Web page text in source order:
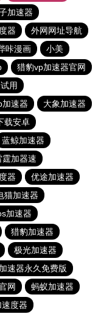
加速器
器
外网网址导航
咔漫画
小美
猎豹vp加速器官网
用
加速器
大象加速器
载安卓
蓝鲸加速器
霆加器速
器
优途加速器
猫加速器
加速器
猎豹加速器
极光加速器
速器永久免费版
网
蚂蚁加速器
度器